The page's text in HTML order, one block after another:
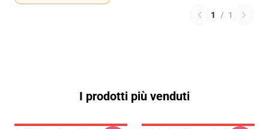
1 / 1
I prodotti più venduti